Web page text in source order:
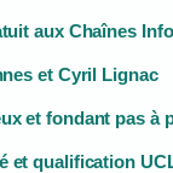
aux Chaînes Info
et Cyril Lignac
et fondant pas à
et qualification